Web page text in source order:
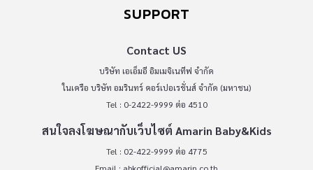
SUPPORT
Contact US
บริษัท เอเอ็มอี อิมเมจิเนทีฟ จำกัด
ในเครือ บริษัท อมรินทร์ คอร์เปอเรชั่นส์ จำกัด (มหาชน)
Tel : 0-2422-9999 ต่อ 4510
สนใจลงโฆษณากับเว็บไซต์ Amarin Baby&Kids
Tel : 02-422-9999 ต่อ 4775
Email : abkofficial@amarin.co.th